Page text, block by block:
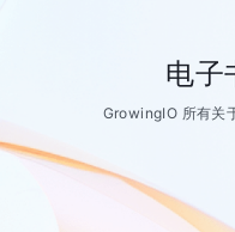
电子
GrowingIO 所有关